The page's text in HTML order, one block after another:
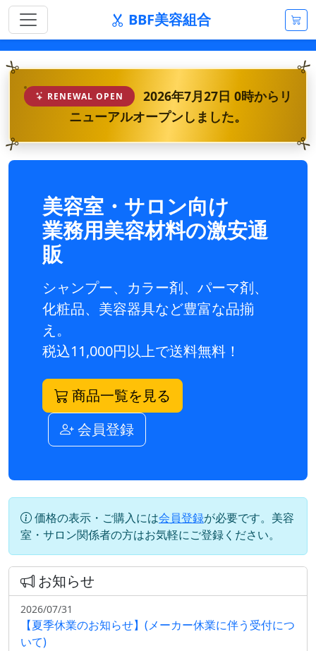
BBF美容組合
RENEWAL OPEN
2026年7月27日 0時からリ
ニューアルオープンしました。
美容室・サロン向け
業務用美容材料の激安通
販
シャンプー、カラー剤、パーマ剤、
化粧品、美容器具など豊富な品揃
え。
税込11,000円以上で送料無料！
商品一覧を見る
会員登録
価格の表示・ご購入には会員登録が必要です。美容
室・サロン関係者の方はお気軽にご登録ください。
お知らせ
2026/07/31
【夏季休業のお知らせ】(メーカー休業に伴う受付につ
いて)